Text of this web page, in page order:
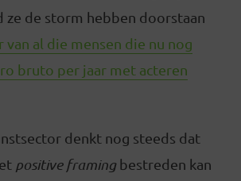
ze de storm hebben doorstaan
van al die mensen die nu nog
bruto per jaar met acteren
denkt nog steeds dat
positive framingbestreden kan